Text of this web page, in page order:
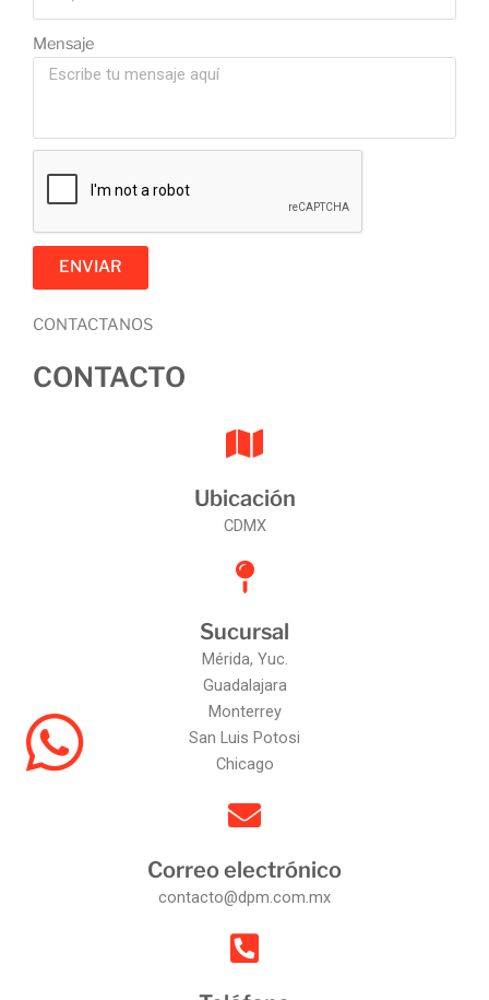
Mensaje
ENVIAR
CONTACTANOS
CONTACTO
Ubicación
CDMX
Sucursal
Mérida, Yuc.
Guadalajara
Monterrey
San Luis Potosi
Chicago
Correo electrónico
contacto@dpm.com.mx